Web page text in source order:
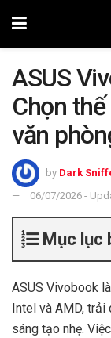
ASUS
Chọn
văn
by Dark
06/07/2026 -
Mục lục
ASUS Vivobook
Intel và AMD, trải
sáng tạo nhẹ.